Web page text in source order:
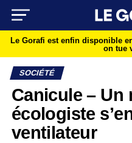
Le Gorafi est enfin disponible
on tue
SOCIÉTÉ
Canicule – Un
écologiste
ventilateur